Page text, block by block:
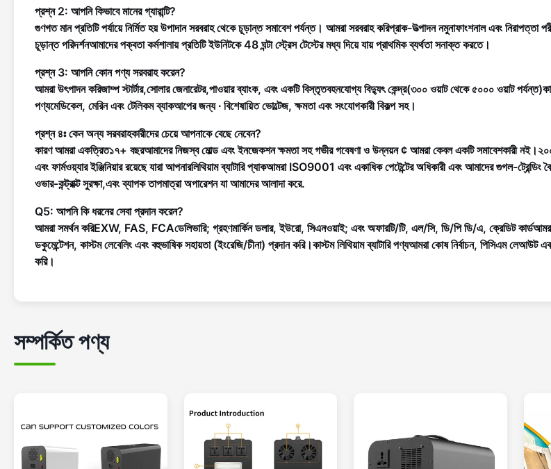
প্রশ্ন 2: আপনি কিভাবে মানের গ্যারান্টি?
গুণগত মান প্রতিটি পর্যায়ে নির্মিত হয় উপাদান সরবরাহ থেকে চূড়ান্ত সমাবেশ পর্যন্ত। আমরা সরবরাহ করিপ্রাক-উত্পাদন নমুনাফাংশনাল এবং নিরাপত্তা
চূড়ান্ত পরিদর্শনআমাদের পক্বতা কর্মশালায় প্রতিটি ইউনিটকে 48 ঘন্টা স্ট্রেস টেস্টের মধ্য দিয়ে যায় প্রাথমিক ব্যর্থতা সনাক্ত করতে।
প্রশ্ন 3: আপনি কোন পণ্য সরবরাহ করেন?
আমরা উৎপাদন করিজাম্প স্টার্টার,সোলার জেনারেটর,পাওয়ার ব্যাংক, এবং একটি বিস্তৃতবহনযোগ্য বিদ্যুৎ কেন্দ্র(৩০০ ওয়াট থেকে ৫০০০ ওয়াট পর্যন্ত)
পণ্যমেডিকেল, মেরিন এবং টেলিকম ব্যাকআপের জন্য ∙ বিশেষায়িত ভোল্টেজ, ক্ষমতা এবং সংযোগকারী বিকল্প সহ।
প্রশ্ন ৪ঃ কেন অন্য সরবরাহকারীদের চেয়ে আপনাকে বেছে নেবেন?
কারণ আমরা একত্রিত১৭+ বছরআমাদের নিজস্ব মোল্ড এবং ইনজেকশন ক্ষমতা সহ গভীর গবেষণা ও উন্নয়ন ¢ আমরা কেবল একটি সমাবেশকারী নই।
এবং ফার্মওয়্যার ইঞ্জিনিয়ার রয়েছে যারা আপনারলিথিয়াম ব্যাটারি প্যাকআমরা ISO9001 এবং একাধিক পেটেন্টের অধিকারী এবং আমাদের গুগল-ট্রেন্ডিং
ওভার-কন্ট্রাক্ট সুরক্ষা,এবং ব্যাপক তাপমাত্রা অপারেশন যা আমাদের আলাদা করে.
Q5: আপনি কি ধরনের সেবা প্রদান করেন?
আমরা সমর্থন করিEXW, FAS, FCAডেলিভারি; গ্রহণমার্কিন ডলার, ইউরো, সিএনওয়াই; এবং অফারটি/টি, এল/সি, ডি/পি ডি/এ, ক্রেডিট কার্ড
ডকুমেন্টেশন, কাস্টম লেবেলিং এবং বহুভাষিক সহায়তা (ইংরেজি/চীনা) প্রদান করি।কাস্টম লিথিয়াম ব্যাটারি পণ্যআমরা কোষ নির্বাচন, পিসিএম লেআউট
করি।
সম্পর্কিত পণ্য